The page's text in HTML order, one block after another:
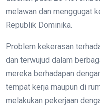
melawan dan menggugat
Republik Dominika.
Problem kekerasan
dan terwujud dalam
mereka berhadapan
tempat kerja maupun di
melakukan pekerjaan